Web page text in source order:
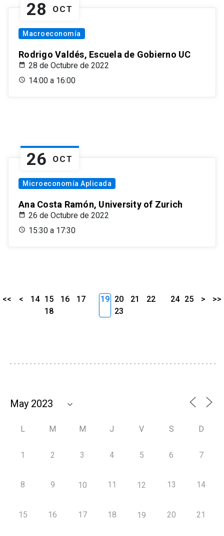
28 OCT
Macroeconomía
Rodrigo Valdés, Escuela de Gobierno UC
28 de Octubre de 2022
14:00 a 16:00
26 OCT
Microeconomía Aplicada
Ana Costa Ramón, University of Zurich
26 de Octubre de 2022
15:30 a 17:30
<< < 14 15 16
17
18
19 20 21
22
23
24 25 > >>
L M M J V S D
1 2 3 4 5 6 7
8 9 10 11 12 13 14
15 16 17 18 19 20 21